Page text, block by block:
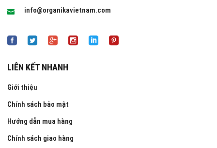
info@organikavietnam.com
LIÊN KẾT NHANH
Giới thiệu
Chính sách bảo mật
Hướng dẫn mua hàng
Chính sách giao hàng